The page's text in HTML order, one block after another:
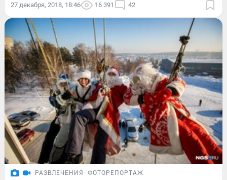
27 декабря, 2018, 18:46 16 391 42
РАЗВЛЕЧЕНИЯ ФОТОРЕПОРТАЖ